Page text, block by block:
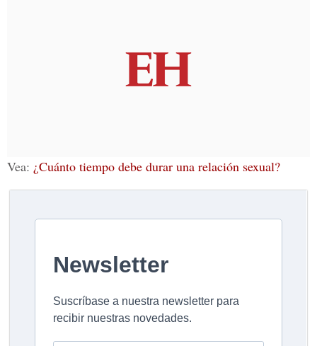
Vea: ¿Cuánto tiempo debe durar una relación sexual?